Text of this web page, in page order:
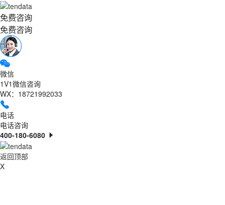
免费咨询
免费咨询
微信
1V1微信咨询
WX：18721992033
电话
电话咨询
400-180-6080
返回顶部
X